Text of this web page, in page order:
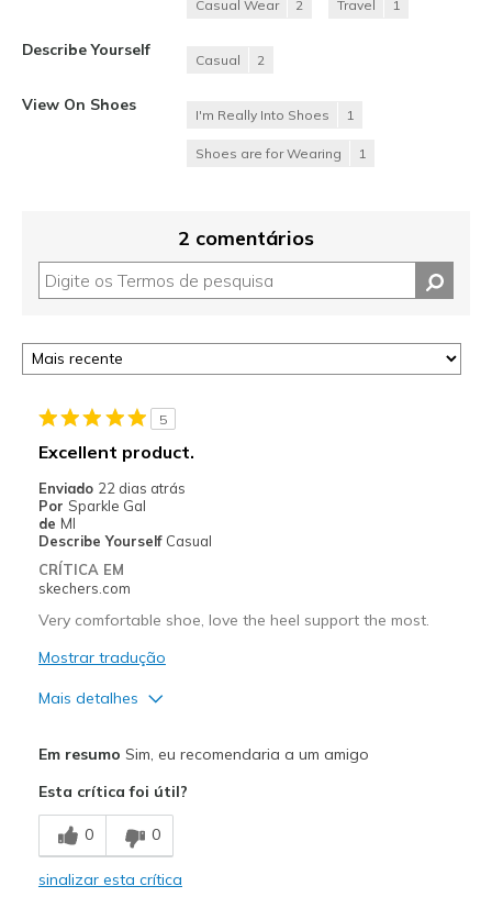
Casual Wear 2 Travel 1
Describe Yourself
Casual 2
View On Shoes
I'm Really Into Shoes 1
Shoes are for Wearing 1
2 comentários
5
Excellent product.
Enviado 22 dias atrás
Por Sparkle Gal
de MI
Describe Yourself Casual
CRÍTICA EM
skechers.com
Very comfortable shoe, love the heel support the most.
Mostrar tradução
Mais detalhes
Breathe Well
Comfortable
Em resumo Sim, eu recomendaria a um amigo
Esta crítica foi útil?
0 0
sinalizar esta crítica